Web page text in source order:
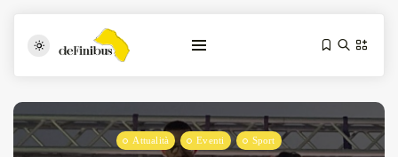
Attualità Eventi Sport